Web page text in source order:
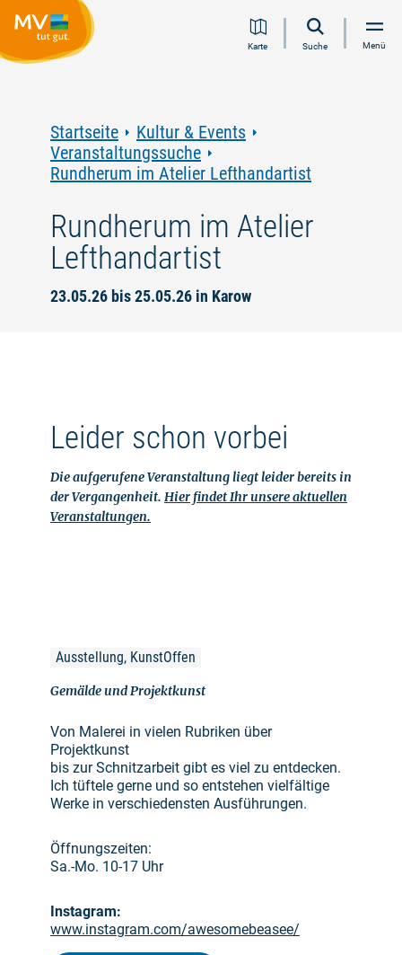
Inhalt
Navigation
Volltextsuche
FooterKarte Suche Menü
Startseite
Kultur & Events
Veranstaltungssuche
Rundherum im Atelier Lefthandartist
Rundherum im Atelier
Lefthandartist
23.05.26 bis 25.05.26 in Karow
Leider schon vorbei
Die aufgerufene Veranstaltung liegt leider bereits in
der Vergangenheit. Hier findet Ihr unsere aktuellen
Veranstaltungen.
Ausstellung, KunstOffen
Gemälde und Projektkunst
Von Malerei in vielen Rubriken über
Projektkunst
bis zur Schnitzarbeit gibt es viel zu entdecken.
Ich tüftele gerne und so entstehen vielfältige
Werke in verschiedensten Ausführungen.
Öffnungszeiten:
Sa.-Mo. 10-17 Uhr
Instagram:
www.instagram.com/awesomebeasee/